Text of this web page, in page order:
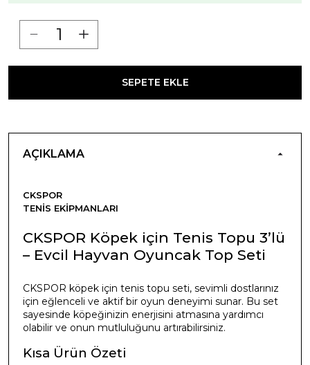
SEPETE EKLE
AÇIKLAMA
CKSPOR
TENIS EKIPMANLARI
CKSPOR Köpek için Tenis Topu 3’lü
– Evcil Hayvan Oyuncak Top Seti
CKSPOR köpek için tenis topu seti, sevimli dostlarınız
için eğlenceli ve aktif bir oyun deneyimi sunar. Bu set
sayesinde köpeğinizin enerjisini atmasına yardımcı
olabilir ve onun mutluluğunu artırabilirsiniz.
Kısa Ürün Özeti